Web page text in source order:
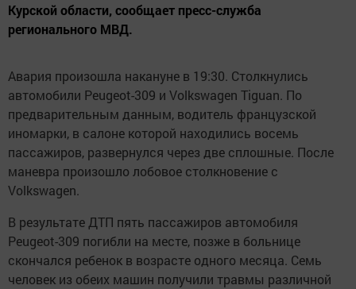
Курской области, сообщает пресс-служба
регионального МВД.
Авария произошла накануне в 19:30. Столкнулись
автомобили Peugeot-309 и Volkswagen Tiguan. По
предварительным данным, водитель французской
иномарки, в салоне которой находились восемь
пассажиров, развернулся через две сплошные. После
маневра произошло лобовое столкновение с
Volkswagen.
В результате ДТП пять пассажиров автомобиля
Peugeot-309 погибли на месте, позже в больнице
скончался ребенок в возрасте одного месяца. Семь
человек из обеих машин получили травмы различной